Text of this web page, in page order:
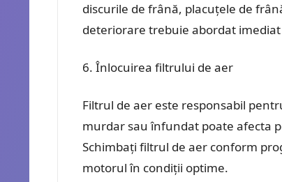
discurile de frână, placuțele de
deteriorare trebuie abordat
Înlocuirea filtrului de aer
Filtrul de aer este responsabil
murdar sau înfundat poate afecta
Schimbați filtrul de aer conform
motorul în condiții optime.